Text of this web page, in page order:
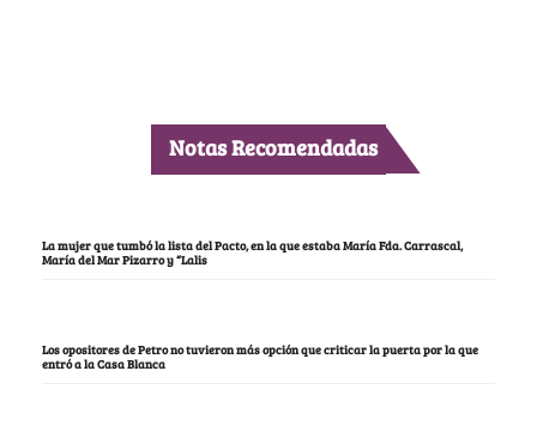
Notas Recomendadas
La mujer que tumbó la lista del Pacto, en la que estaba María Fda. Carrascal,
María del Mar Pizarro y “Lalis
Los opositores de Petro no tuvieron más opción que criticar la puerta por la que
entró a la Casa Blanca